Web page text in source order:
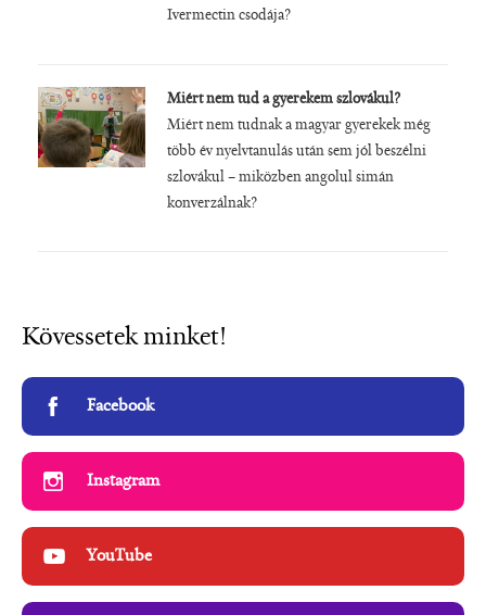
Ivermectin csodája?
Miért nem tud a gyerekem szlovákul?
Miért nem tudnak a magyar gyerekek még
több év nyelvtanulás után sem jól beszélni
szlovákul – miközben angolul simán
konverzálnak?
Kövessetek minket!
Facebook
Instagram
YouTube